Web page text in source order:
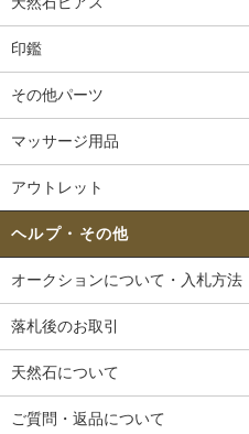
印鑑
その他パーツ
マッサージ用品
アウトレット
ヘルプ・その他
オークションについて・入札方法
落札後のお取引
天然石について
ご質問・返品について